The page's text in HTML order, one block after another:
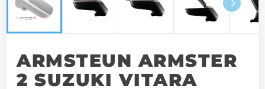
ARMSTEUN ARMSTER
2 SUZUKI VITARA